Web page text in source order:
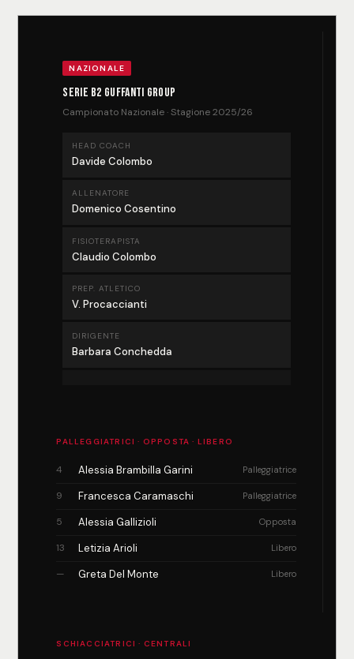
NAZIONALE
Serie B2 Guffanti Group
Campionato Nazionale · Stagione 2025/26
HEAD COACH
Davide Colombo
ALLENATORE
Domenico Cosentino
FISIOTERAPISTA
Claudio Colombo
PREP. ATLETICO
V. Procaccianti
DIRIGENTE
Barbara Conchedda
PALLEGGIATRICI · OPPOSTA · LIBERO
4 Alessia Brambilla Garini Palleggiatrice
9 Francesca Caramaschi Palleggiatrice
5 Alessia Gallizioli Opposta
13 Letizia Arioli Libero
— Greta Del Monte Libero
SCHIACCIATRICI · CENTRALI